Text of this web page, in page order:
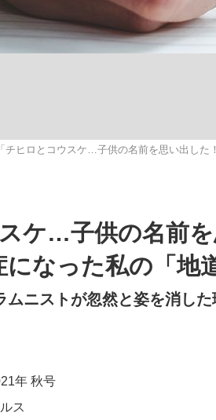
一つ多くてもいい」時価総額が一時トヨ
。
「チヒロとコウスケ…子供の名前を思い出し
スケ…子供の名前
なった私の「地
ムニストが忽然と姿を消し
年 秋号
ス